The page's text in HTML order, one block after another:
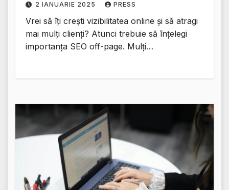
2 IANUARIE 2025 PRESS
Vrei să îți crești vizibilitatea online și să atragi
mai mulți clienți? Atunci trebuie să înțelegi
importanța SEO off-page. Mulți…